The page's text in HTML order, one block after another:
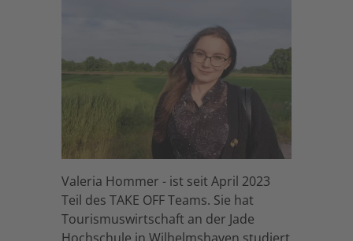
Valeria Hommer - ist seit April 2023
Teil des TAKE OFF Teams. Sie hat
Tourismuswirtschaft an der Jade